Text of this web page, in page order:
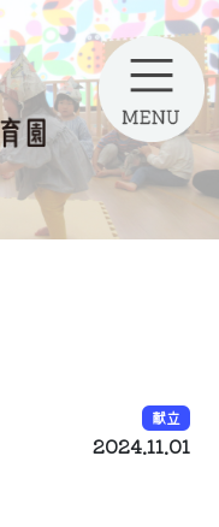
献立
2024.11.01